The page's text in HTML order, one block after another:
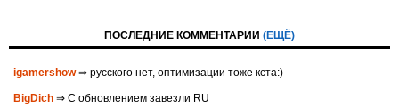
ПОСЛЕДНИЕ КОММЕНТАРИИ (ЕЩЁ)
igamershow⇒ русского нет, оптимизации тоже кста:)
BigDich ⇒ С обновлением завезли RU